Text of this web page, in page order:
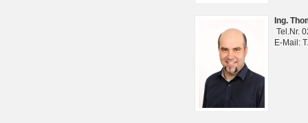
Ing.
Tel.Nr.
E-Mail: